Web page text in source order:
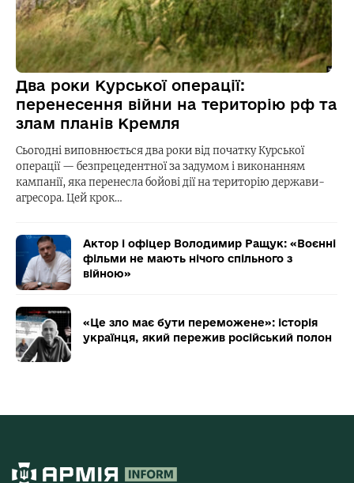
Два роки Курської операції:
перенесення війни на територію рф та
злам планів Кремля
Сьогодні виповнюється два роки від початку Курської
операції — безпрецедентної за задумом і виконанням
кампанії, яка перенесла бойові дії на територію держави-
агресора. Цей крок…
Актор і офіцер Володимир Ращук: «Воєнні
фільми не мають нічого спільного з
війною»
«Це зло має бути переможене»: історія
українця, який пережив російський полон